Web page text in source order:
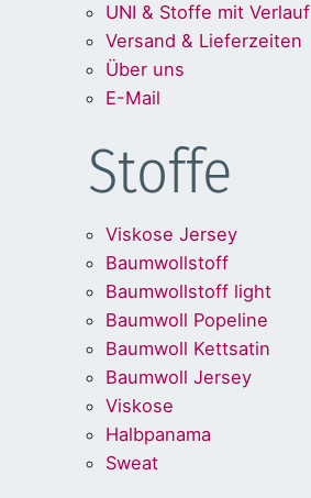
UNI & Stoffe mit Verlauf
Versand & Lieferzeiten
Über uns
E-Mail
Stoffe
Viskose Jersey
Baumwollstoff
Baumwollstoff light
Baumwoll Popeline
Baumwoll Kettsatin
Baumwoll Jersey
Viskose
Halbpanama
Sweat